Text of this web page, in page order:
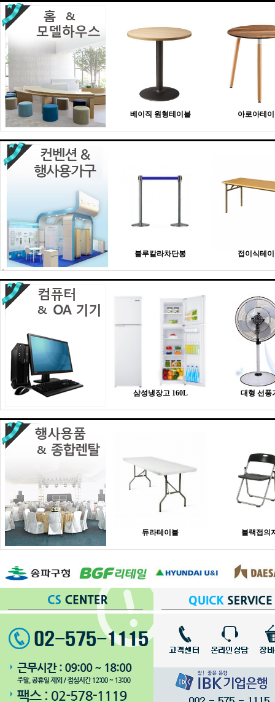
베이직 원형테이블 아로아테
블루칼라차단봉 접이식테
삼성냉장고 160L 대형 선풍
듀라테이블 블랙접의